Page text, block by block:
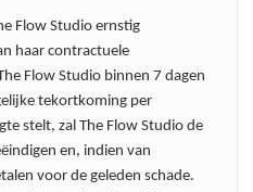
Flow Studio ernstig
haar contractuele
Flow Studio binnen 7 dagen
tekortkoming per
stelt, zal The Flow Studio de
en, indien van
voor de geleden schade.